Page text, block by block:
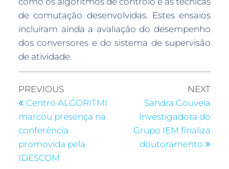
de comutação desenvolvidas. Estes ensaios
incluíram ainda a avaliação do desempenho
dos conversores e do sistema de supervisão
de atividade.
PREVIOUS
Centro ALGORITMI
marcou presença na
conferência
promovida pela
IDESCOM
NEXT
Sandra Gouveia
Investigadora do
Grupo IEM finaliza
doutoramento